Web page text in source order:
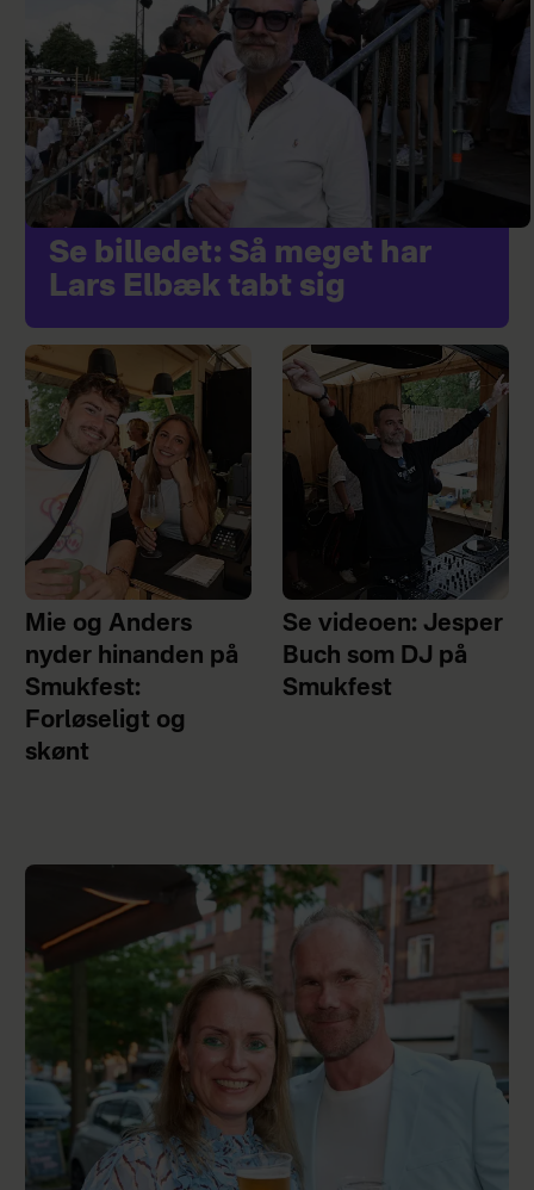
Se billedet: Så meget har
Lars Elbæk tabt sig
Mie og Anders
nyder hinanden på
Smukfest:
Forløseligt og
skønt
Se videoen: Jesper
Buch som DJ på
Smukfest